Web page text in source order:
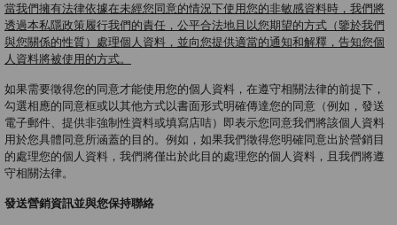
當我們擁有法律依據在未經您同意的情況下使用您的非敏感資料時，我們將
透過本私隱政策履行我們的責任，公平合法地且以您期望的方式（鑒於我們
與您關係的性質）處理個人資料，並向您提供適當的通知和解釋，告知您個
人資料將被使用的方式。
如果需要徵得您的同意才能使用您的個人資料，在遵守相關法律的前提下，
勾選相應的同意框或以其他方式以書面形式明確傳達您的同意（例如，發送
電子郵件、提供非強制性資料或填寫店咭）即表示您同意我們將該個人資料
用於您具體同意所涵蓋的目的。例如，如果我們徵得您明確同意出於營銷目
的處理您的個人資料，我們將僅出於此目的處理您的個人資料，且我們將遵
守相關法律。
發送營銷資訊並與您保持聯絡